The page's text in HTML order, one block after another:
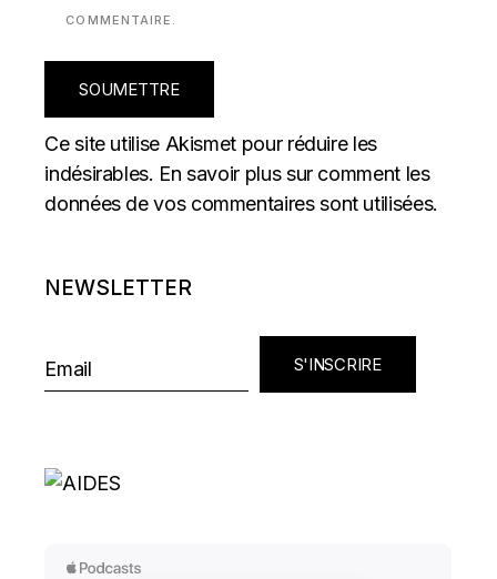
COMMENTAIRE.
SOUMETTRE
Ce site utilise Akismet pour réduire les
indésirables. En savoir plus sur comment les
données de vos commentaires sont utilisées.
NEWSLETTER
S'INSCRIRE